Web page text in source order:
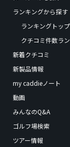
ランキングから探す
ランキングトップ
クチコミ件数ラ
新着クチコミ
新製品情報
my caddieノート
動画
みんなのQ&A
ゴルフ場検索
ツアー情報